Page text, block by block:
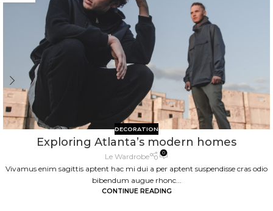
DECORATION
Exploring Atlanta’s modern homes
Le Wardrobe 0
Vivamus enim sagittis aptent hac mi dui a per aptent suspendisse cras odio
bibendum augue rhonc...
CONTINUE READING